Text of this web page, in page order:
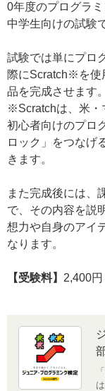
0年度のプログラ
中学生向けの試験
試験では単にプロ
際にScratch※を使
品を完成させます。
※Scratchは、米・
初心者向けのプロ
ロック」をつなげ
きます。
また完成後には、
で、その内容を説
想力や自身のアイ
なります。
【受験料】 2,400